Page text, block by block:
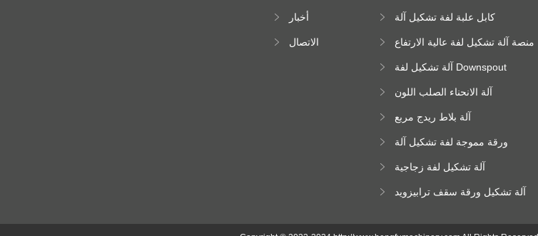
أخبار
الاتصال
كابل علبة لفة تشكيل آلة
منصة آلة تشكيل لفة عالية الارتفاع
آلة تشكيل لفة Downspout
آلة الانحناء الصلب اللون
آلة بلاط ريدج مربع
ورقة مموجة لفة تشكيل آلة
آلة تشكيل لفة زجاجية
آلة تشكيل ورقة سقف ترابيزويد